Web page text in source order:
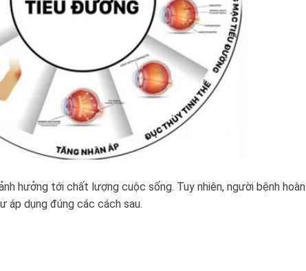
hưởng tới chất lượng cuộc sống. Tuy nhiên, người bệnh hoàn
áp dụng đúng các cách sau.